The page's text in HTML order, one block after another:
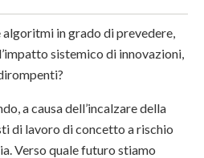
algoritmi in grado di prevedere,
sistemico di innovazioni,
a causa dell’incalzare della
di lavoro di concetto a rischio
Verso quale futuro stiamo